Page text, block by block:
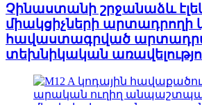
Չինաստանի շրջանաձև
միակցիչների արտադրողի
հավաստագրված
տեխնիկական